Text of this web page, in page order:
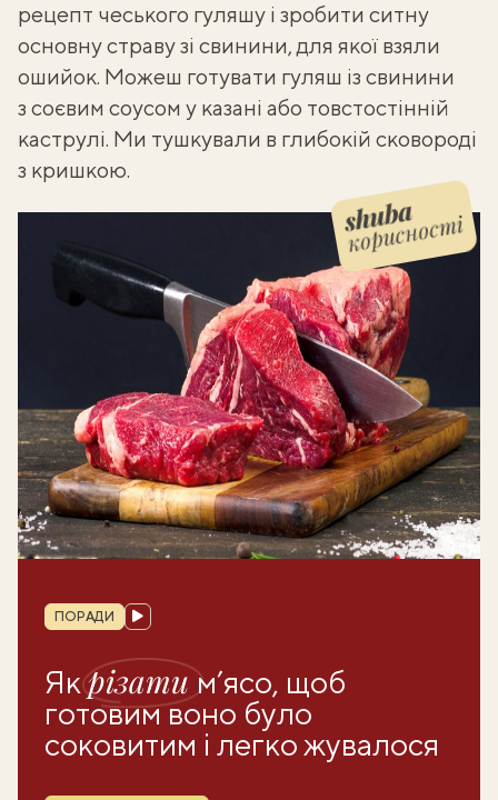
рецепт чеського гуляшу і зробити ситну
основну страву зі свинини, для якої взяли
ошийок. Можеш готувати гуляш із свинини
з соєвим соусом у казані або товстостінній
каструлі. Ми тушкували в глибокій сковороді
з кришкою.
корисності
Рубрика
ПОРАДИ
Якрізатим’ясо, щоб
готовим воно було
соковитим і легко жувалося